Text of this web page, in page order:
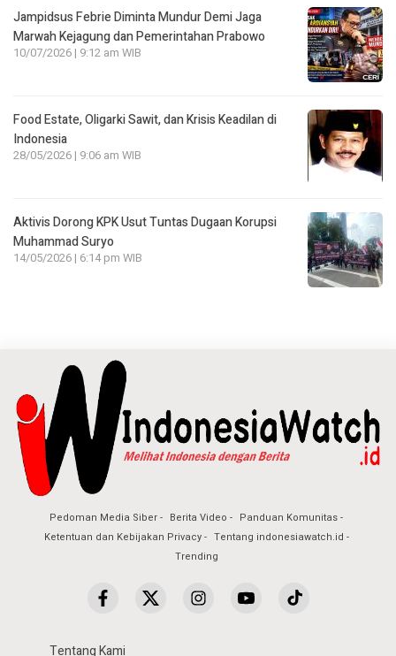
Jampidsus Febrie Diminta Mundur Demi Jaga
Marwah Kejagung dan Pemerintahan Prabowo
10/07/2026 | 9:12 am WIB
Food Estate, Oligarki Sawit, dan Krisis Keadilan di
Indonesia
28/05/2026 | 9:06 am WIB
Aktivis Dorong KPK Usut Tuntas Dugaan Korupsi
Muhammad Suryo
14/05/2026 | 6:14 pm WIB
Pedoman Media Siber Berita Video
Panduan Komunitas
Ketentuan dan Kebijakan Privacy
Tentang indonesiawatch.id
Trending
Tentang Kami